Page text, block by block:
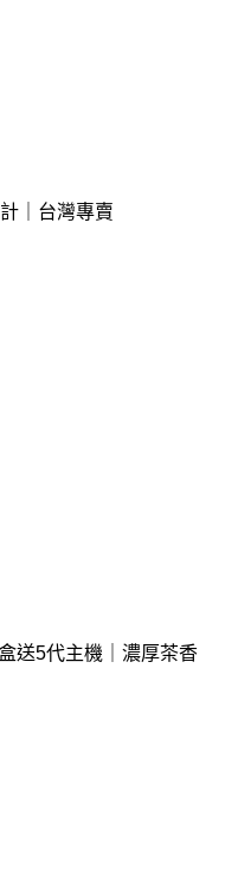
｜台灣專賣
送5代主機｜濃厚茶香